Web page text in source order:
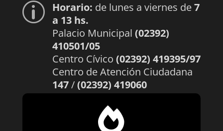
p Horario: de lunes a viernes de7
a 13 hs.
Palacio Municipal (02392)
410501/05
Centro Cívico (02392) 419395/97
Centro de Atención Ciudadana
147/(02392) 419060
